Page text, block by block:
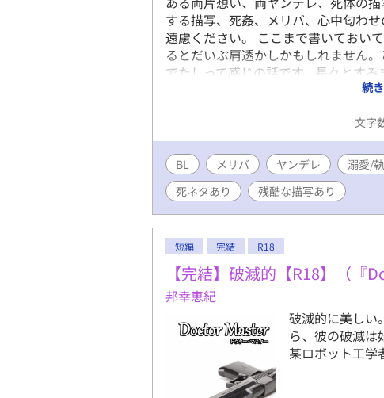
する描写、死姦、メリバ、心中匂わ
遠慮ください。 ここまで書いておい
るとだいぶ肩透かしかもしれません
でたしって感じの話です。長々とす
続
文字
BL メリバ ヤンデレ 溺愛/
死ネタあり
残酷な描写あり
短編 完結 R18
【完結】破滅的【R18】（『
邦幸恵紀
破滅的に美しい
ら、彼の破滅
某ロボット工学